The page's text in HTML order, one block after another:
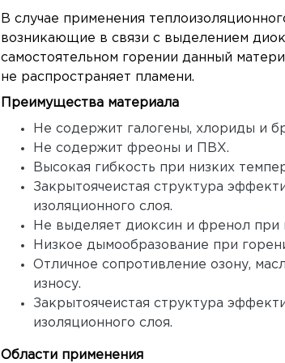
В случае применения
возникающие в связи с выделением
самостоятельном горении данный
не распространяет пламени.
Преимущества материала
Не содержит галогены, хлориды и
Не содержит фреоны и ПВХ.
Высокая гибкость при низких
Закрытоячеистая структура
изоляционного слоя.
Не выделяет диоксин и френол при
Низкое дымообразование при
Отличное сопротивление озону,
износу.
Закрытоячеистая структура
изоляционного слоя.
Области применения